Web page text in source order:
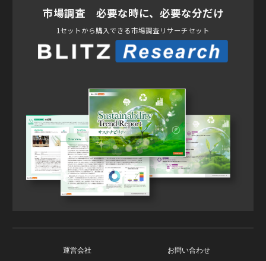
市場調査 必要な時に、必要な分だけ
1セットから購入できる市場調査リサーチセット
運営会社 お問い合わせ